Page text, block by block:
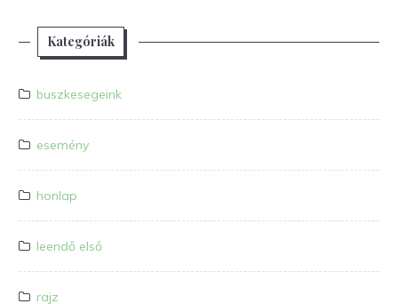
Kategóriák
buszkesegeink
esemény
honlap
leendő első
rajz